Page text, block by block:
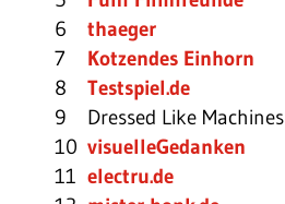
6
thaeger
7
Kotzendes Einhorn
8
Testspiel.de
9
Dressed Like Machines
10 visuelleGedanken
11 electru.de